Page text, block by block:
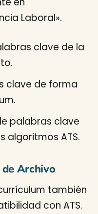
Laboral».
clave de la
clave de forma
palabras clave
algoritmos ATS.
Archivo
también
con ATS.